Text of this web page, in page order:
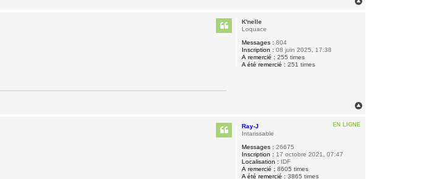
K'nelle
Loquace
Messages : 804
Inscription : 08 juin 2025, 17:38
A remercié : 255 times
A été remercié : 251 times
EN LIGNE
Ray-J
Intarissable
Messages : 26675
Inscription : 17 octobre 2021, 07:47
Localisation : IDF
A remercié : 8605 times
A été remercié : 3865 times